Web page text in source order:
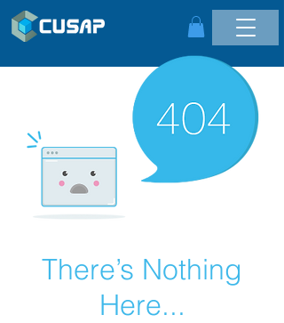
There’s Nothing
Here...